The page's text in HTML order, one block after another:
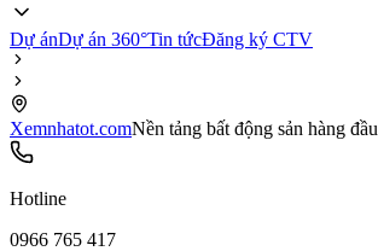
Dự ánDự án 360°Tin tứcĐăng ký CTV
Xemnhatot.comNền tảng bất động sản hàng đầu
Hotline
0966 765 417